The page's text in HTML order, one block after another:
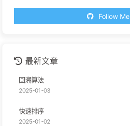
Follow Me
最新文章
回溯算法
2025-01-03
快速排序
2025-01-02